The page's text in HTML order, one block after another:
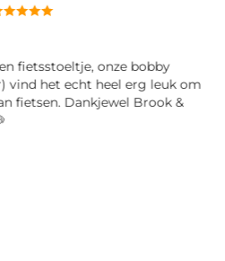
fietsstoeltje, onze bobby
vind het echt heel erg leuk om
fietsen. Dankjewel Brook &